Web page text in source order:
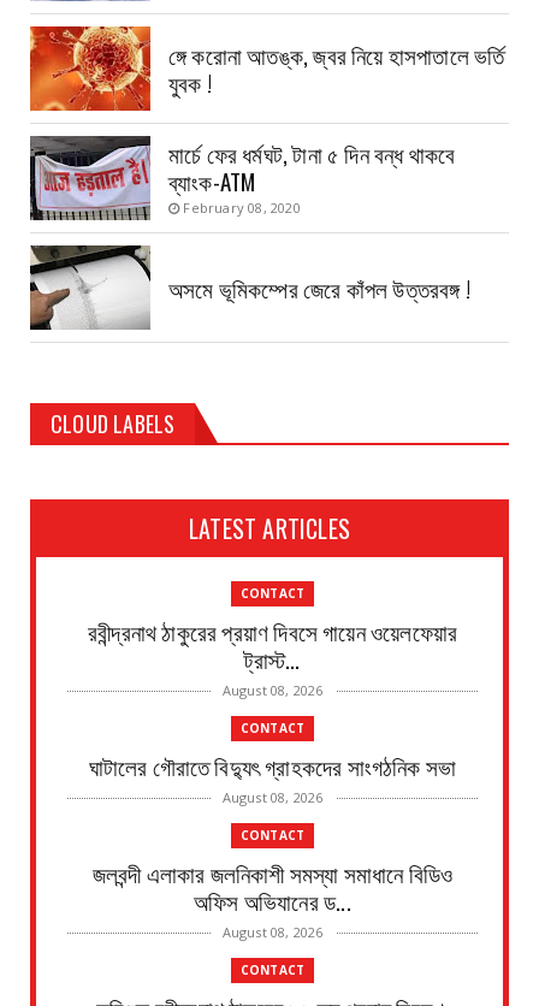
ঙ্গে করোনা আতঙ্ক, জ্বর নিয়ে হাসপাতালে ভর্তি
যুবক !
মার্চে ফের ধর্মঘট, টানা ৫ দিন বন্ধ থাকবে
ব্যাংক-ATM
February 08, 2020
অসমে ভূমিকম্পের জেরে কাঁপল উত্তরবঙ্গ !
CLOUD LABELS
LATEST ARTICLES
CONTACT
রবীন্দ্রনাথ ঠাকুরের প্রয়াণ দিবসে গায়েন ওয়েলফেয়ার
ট্রাস্ট...
August 08, 2026
CONTACT
ঘাটালের গৌরাতে বিদ্যুৎ গ্রাহকদের সাংগঠনিক সভা
August 08, 2026
CONTACT
জলবন্দী এলাকার জলনিকাশী সমস্যা সমাধানে বিডিও
অফিস অভিযানের ড...
August 08, 2026
CONTACT